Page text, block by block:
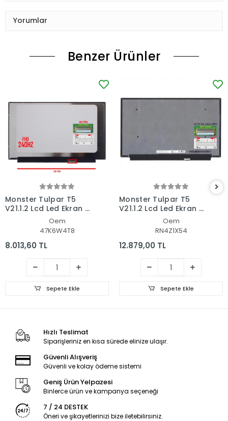
Yorumlar
Benzer Ürünler
Monster Tulpar T5
V21.1.2 Lcd Led Ekran -
Oem
47K6W4T8
8.013,60 TL
Sepete Ekle
Monster Tulpar T5
V21.1.2 Lcd Led Ekran -
Oem
RN4Z1X54
12.879,00 TL
Sepete Ekle
Hızlı Teslimat
Siparişleriniz en kısa sürede elinize ulaşır.
Güvenli Alışveriş
Güvenli ve kolay ödeme sistemi
Geniş Ürün Yelpazesi
Binlerce ürün ve kampanya seçeneği
7 / 24 DESTEK
Öneri ve şikayetlerinizi bize iletebilirsiniz.